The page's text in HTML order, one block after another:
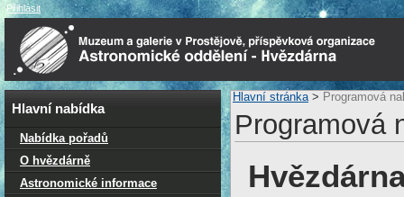
Hlavní nabídka
Nabídka pořadů
O hvězdárně
Astronomické informace
Hlavní stránka> Programová
Programová
Přihlásit